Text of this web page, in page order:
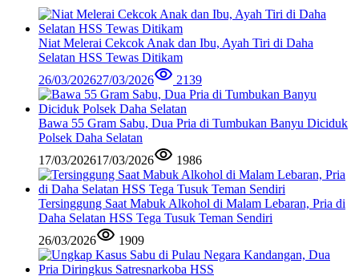
Niat Melerai Cekcok Anak dan Ibu, Ayah Tiri di Daha
Selatan HSS Tewas Ditikam
26/03/202627/03/2026 2139
Bawa 55 Gram Sabu, Dua Pria di Tumbukan Banyu Diciduk
Polsek Daha Selatan
17/03/202617/03/2026 1986
Tersinggung Saat Mabuk Alkohol di Malam Lebaran, Pria di
Daha Selatan HSS Tega Tusuk Teman Sendiri
26/03/2026
1909